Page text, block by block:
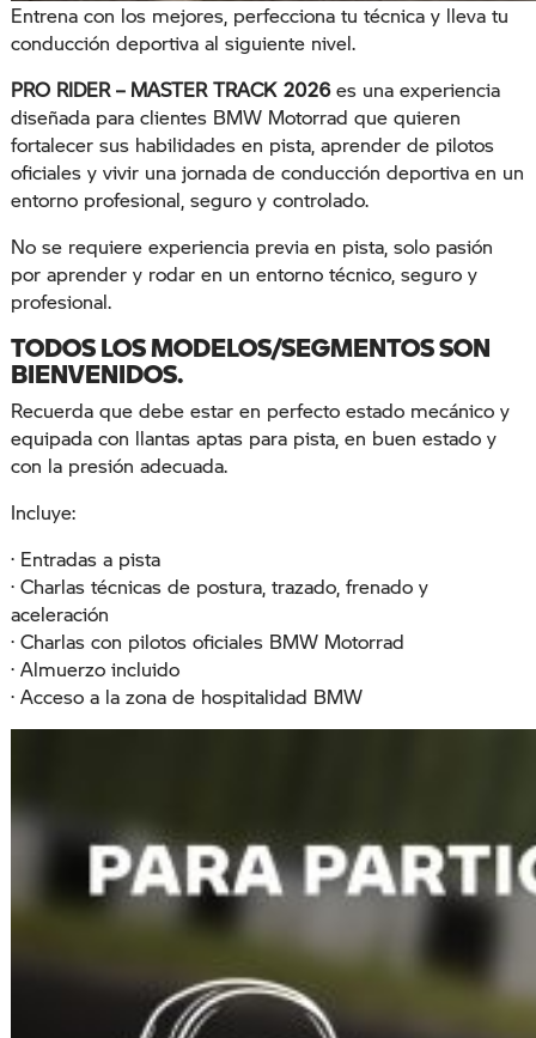
Entrena con los mejores, perfecciona tu técnica y lleva tu
conducción deportiva al siguiente nivel.
PRO RIDER – MASTER TRACK 2026es una experiencia
diseñada para clientes BMW Motorrad que quieren
fortalecer sus habilidades en pista, aprender de pilotos
oficiales y vivir una jornada de conducción deportiva en un
entorno profesional, seguro y controlado.
No se requiere experiencia previa en pista, solo pasión
por aprender y rodar en un entorno técnico, seguro y
profesional.
TODOS LOS MODELOS/SEGMENTOS SON
BIENVENIDOS.
Recuerda que debe estar en perfecto estado mecánico y
equipada con llantas aptas para pista, en buen estado y
con la presión adecuada.
Incluye:
· Entradas a pista
· Charlas técnicas de postura, trazado, frenado y
aceleración
· Charlas con pilotos oficiales BMW Motorrad
· Almuerzo incluido
· Acceso a la zona de hospitalidad BMW